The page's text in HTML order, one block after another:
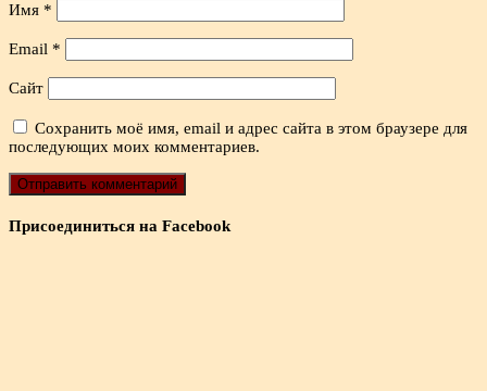
Имя *
Email *
Сайт
Сохранить моё имя, email и адрес сайта в этом браузере для
последующих моих комментариев.
Присоединиться на Facebook